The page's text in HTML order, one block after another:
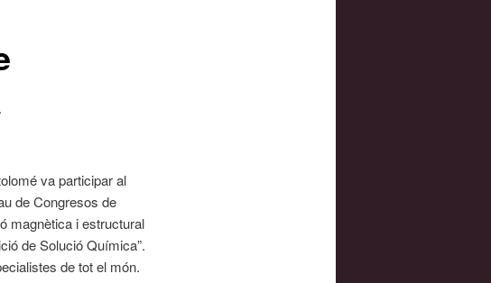
va participar al
de Congresos de
magnètica i estructural
de Solució Química”.
de tot el món.